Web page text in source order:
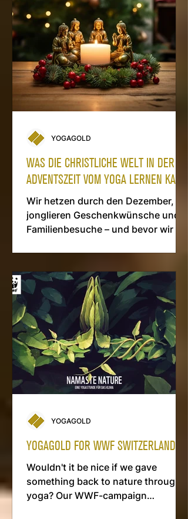
WAS DIE CHRISTLICHE WELT IN DER
ADVENTSZEIT VOM YOGA LERNEN KANN.
Wir hetzen durch den Dezember,
jonglieren Geschenkwünsche und
Familienbesuche – und bevor wir es
YOGAGOLD
YOGAGOLD FOR WWF SWITZERLAND
Wouldn't it be nice if we gave
something back to nature through
yoga? Our WWF-campaign
YOGAGOLD